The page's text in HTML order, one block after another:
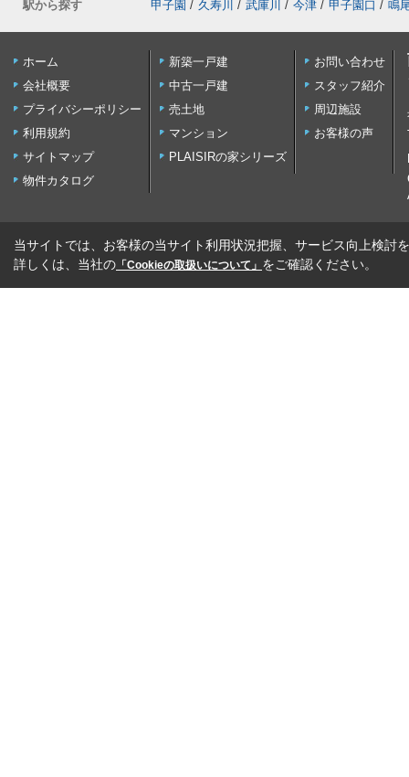
駅から探す
甲子園 / 久寿川 / 武庫川 / 今津 / 甲子園口 / 鳴
ホーム
会社概要
プライバシーポリシー
利用規約
サイトマップ
物件カタログ
新築一戸建
中古一戸建
売土地
マンション
PLAISIRの家シリーズ
お問い合わせ
スタッフ紹介
周辺施設
お客様の声
当サイトでは、お客様の当サイト利用状況把握、サービス向上検討
詳しくは、当社の 「Cookieの取扱いについて」 をご確認ください。